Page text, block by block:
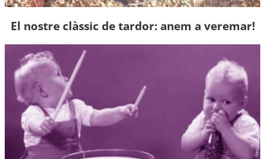
El nostre clàssic de tardor: anem a veremar!